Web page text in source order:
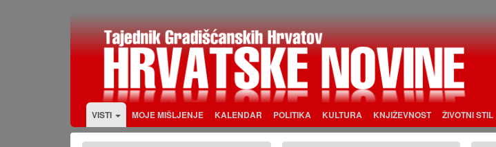
VISTI MOJE MIŠLJENJE KALENDAR POLITIKA KULTURA KNJIŽEVNOST ŽIVOTNI STIL